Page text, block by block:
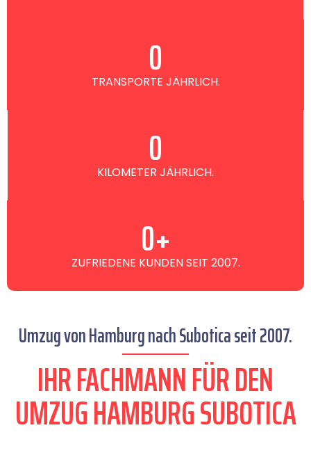
TRANSPORTE JÄHRLICH.
0
KILOMETER JÄHRLICH.
0
ZUFRIEDENE KUNDEN SEIT 2007.
0+
Umzug von Hamburg nach Subotica seit 2007.
IHR FACHMANN FÜR DEN
UMZUG HAMBURG SUBOTICA